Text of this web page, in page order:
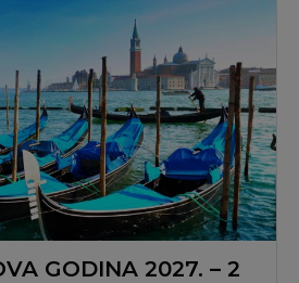
GODINA 2027. – 2